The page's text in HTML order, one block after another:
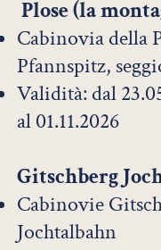
Plose (la
Cabinovia della
Pfannspitz,
Validità: dal
al 01.11.2026
Gitschberg
Cabinovie
Jochtalbahn